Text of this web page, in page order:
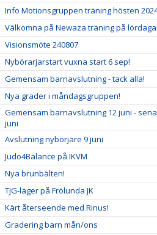
Info Motionsgruppen träning hösten
Välkomna på Newaza träning på
Visionsmöte 240807
Nybörarjarstart vuxna start 6 sep!
Gemensam barnavslutning - tack alla!
Nya grader i måndagsgruppen!
Gemensam barnavslutning 12 juni -
juni
Avslutning nybörjare 9 juni
Judo4Balance på IKVM
Nya brunbälten!
TJG-läger på Frölunda JK
Kärt återseende med Rinus!
Gradering barn mån/ons